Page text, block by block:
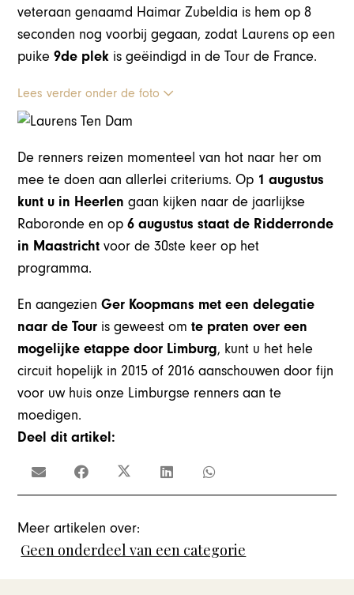
veteraan genaamd Haimar Zubeldia is hem op 8
seconden nog voorbij gegaan, zodat Laurens op een
puike 9de plek is geëindigd in de Tour de France.
Lees verder onder de foto
De renners reizen momenteel van hot naar her om
mee te doen aan allerlei criteriums. Op 1 augustus
kunt u in Heerlen gaan kijken naar de jaarlijkse
Raboronde en op6 augustus staat de Ridderronde
in Maastricht voor de 30ste keer op het
programma.
En aangezienGer Koopmans met een delegatie
naar de Tour is geweest omte praten over een
mogelijke etappe door Limburg, kunt u het hele
circuit hopelijk in 2015 of 2016 aanschouwen door fijn
voor uw huis onze Limburgse renners aan te
moedigen.
Deel dit artikel:
Meer artikelen over:
Geen onderdeel van een categorie